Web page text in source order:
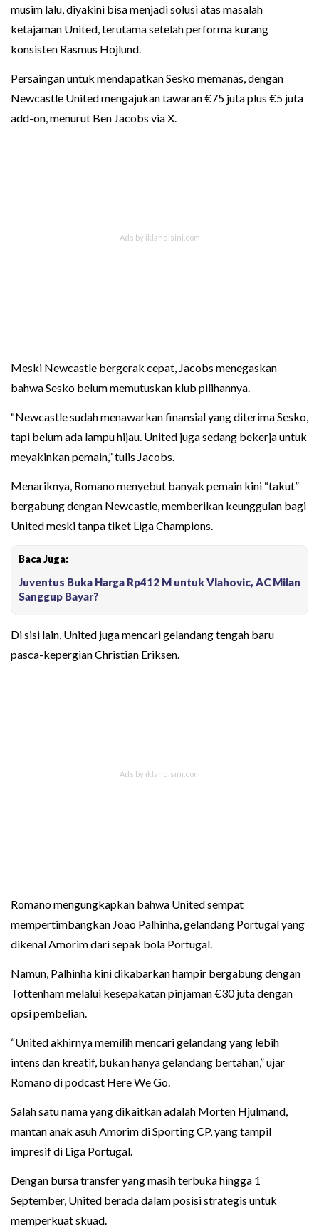
musim lalu, diyakini bisa menjadi solusi atas masalah
ketajaman United, terutama setelah performa kurang
konsisten Rasmus Hojlund.
Persaingan untuk mendapatkan Sesko memanas, dengan
Newcastle United mengajukan tawaran €75 juta plus €5 juta
add-on, menurut Ben Jacobs via X.
Meski Newcastle bergerak cepat, Jacobs menegaskan
bahwa Sesko belum memutuskan klub pilihannya.
“Newcastle sudah menawarkan finansial yang diterima Sesko,
tapi belum ada lampu hijau. United juga sedang bekerja untuk
meyakinkan pemain,” tulis Jacobs.
Menariknya, Romano menyebut banyak pemain kini “takut”
bergabung dengan Newcastle, memberikan keunggulan bagi
United meski tanpa tiket Liga Champions.
Baca Juga:
Juventus Buka Harga Rp412 M untuk Vlahovic, AC Milan
Sanggup Bayar?
Di sisi lain, United juga mencari gelandang tengah baru
pasca-kepergian Christian Eriksen.
Romano mengungkapkan bahwa United sempat
mempertimbangkan Joao Palhinha, gelandang Portugal yang
dikenal Amorim dari sepak bola Portugal.
Namun, Palhinha kini dikabarkan hampir bergabung dengan
Tottenham melalui kesepakatan pinjaman €30 juta dengan
opsi pembelian.
“United akhirnya memilih mencari gelandang yang lebih
intens dan kreatif, bukan hanya gelandang bertahan,” ujar
Romano di podcast Here We Go.
Salah satu nama yang dikaitkan adalah Morten Hjulmand,
mantan anak asuh Amorim di Sporting CP, yang tampil
impresif di Liga Portugal.
Dengan bursa transfer yang masih terbuka hingga 1
September, United berada dalam posisi strategis untuk
memperkuat skuad.